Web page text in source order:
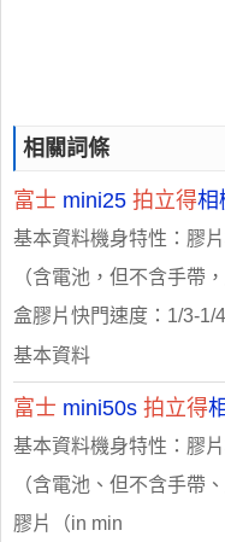
相關詞條
富士 mini25 拍立得相
基本資料機身特性：膠
（含電池，但不含手帶
盒膠片快門速度：1/3-1/
基本資料
富士 mini50s 拍立得
基本資料機身特性：膠
（含電池、但不含手帶
膠片（in min